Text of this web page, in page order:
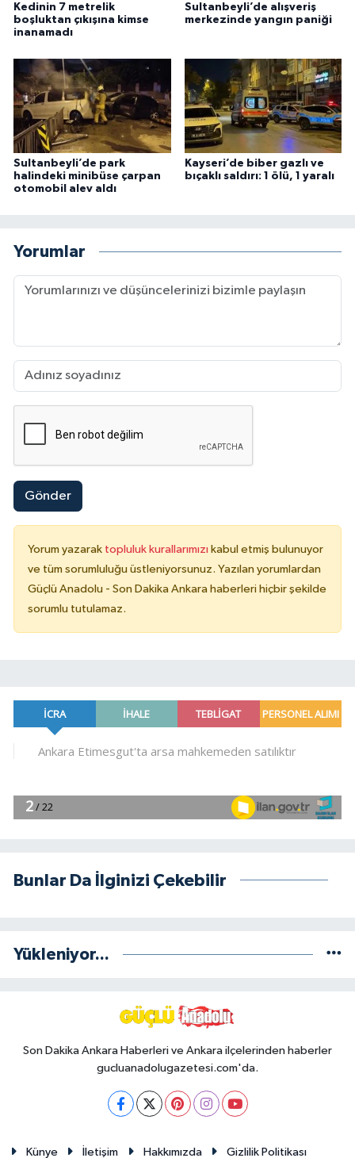
Kedinin 7 metrelik
boşluktan çıkışına kimse
inanamadı
Sultanbeyli’de alışveriş
merkezinde yangın paniği
Sultanbeyli’de park
halindeki minibüse çarpan
otomobil alev aldı
Kayseri’de biber gazlı ve
bıçaklı saldırı: 1 ölü, 1 yaralı
Yorumlar
Gönder
Yorum yazarak topluluk kurallarımızı kabul etmiş bulunuyor
ve tüm sorumluluğu üstleniyorsunuz. Yazılan yorumlardan
Güçlü Anadolu - Son Dakika Ankara haberleri hiçbir şekilde
sorumlu tutulamaz.
Bunlar Da İlginizi Çekebilir
Yükleniyor...
Son Dakika Ankara Haberleri ve Ankara ilçelerinden haberler
gucluanadolugazetesi.com'da.
Künye İletişim Hakkımızda Gizlilik Politikası